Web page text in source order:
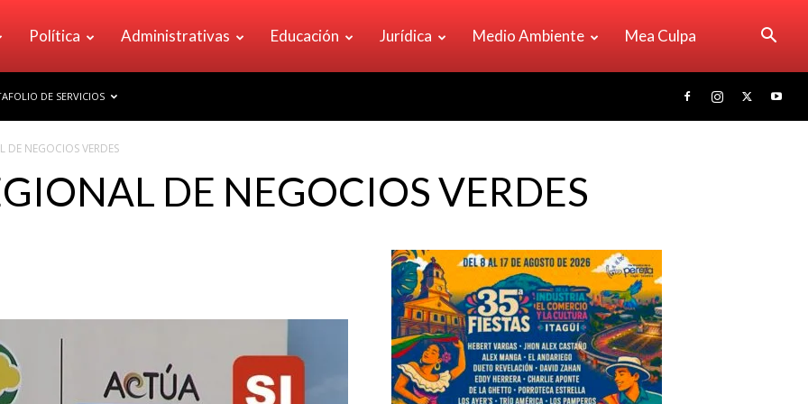
Política Administrativas Educación Jurídica Medio Ambiente Mea Culpa
DE SERVICIOS
DE NEGOCIOS VERDES
DE NEGOCIOS VERDES